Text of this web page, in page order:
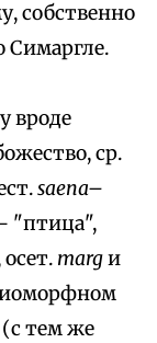
собственно
Симаргле.
вроде
ср.
saena–
"птица",
осет. margи
тем же